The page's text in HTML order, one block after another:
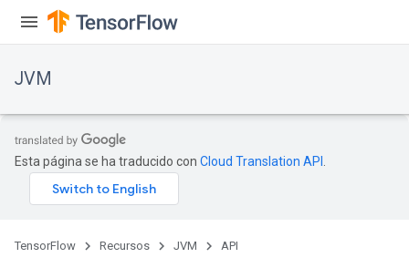
JVM
Esta página se ha traducido con Cloud Translation API
TensorFlow Recursos JVM API